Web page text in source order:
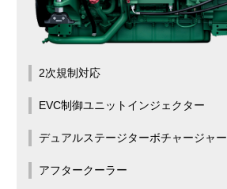
2次規制対応
EVC制御ユニットインジェクター
デュアルステージターボチャージャー
アフタークーラー